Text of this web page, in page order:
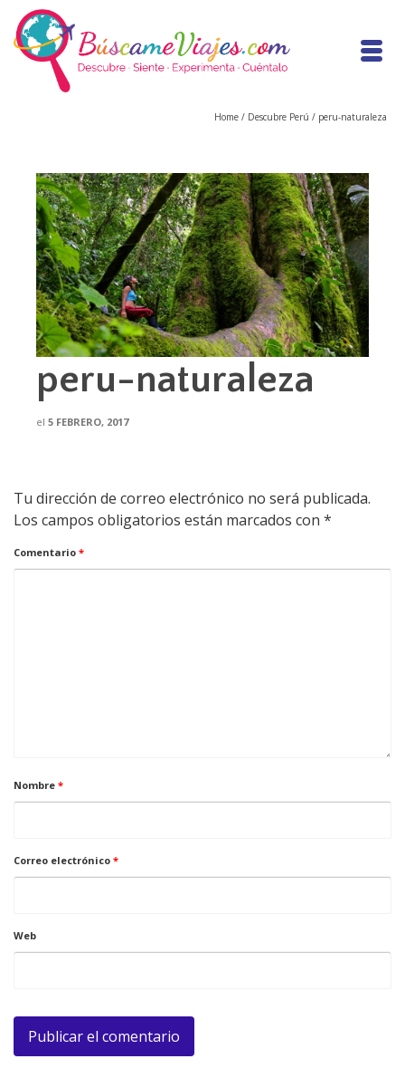
Home / Descubre Perú / peru-naturaleza
peru-naturaleza
el 5 FEBRERO, 2017
Tu dirección de correo electrónico no será publicada.
Los campos obligatorios están marcados con *
Comentario *
Nombre *
Correo electrónico *
Web